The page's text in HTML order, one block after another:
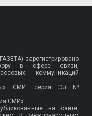
зарегистрировано
в сфере связи,
коммуникаций
СМИ: серия Эл №
СМИ».
на сайте,